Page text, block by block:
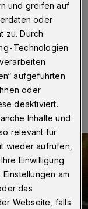
Barmer
gibt es ein
und greifen auf
oder
zu. Durch
Technologien
aufgeführten
oder
deaktiviert.
Inhalte und
relevant für
wieder aufrufen,
Einwilligung
am
das
Webseite, falls